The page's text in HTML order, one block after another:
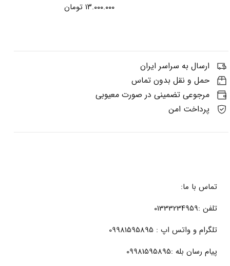
۱۳.۰۰۰.۰۰۰ تومان
ارسال به سراسر ایران
حمل و نقل بدون تماس
مرجوعی تضمینی در صورت معیوبی
پرداخت امن
تماس با ما:
تلفن :01333234959
تلگرام و واتس اپ : 09981595895
پیام رسان بله :09981595895